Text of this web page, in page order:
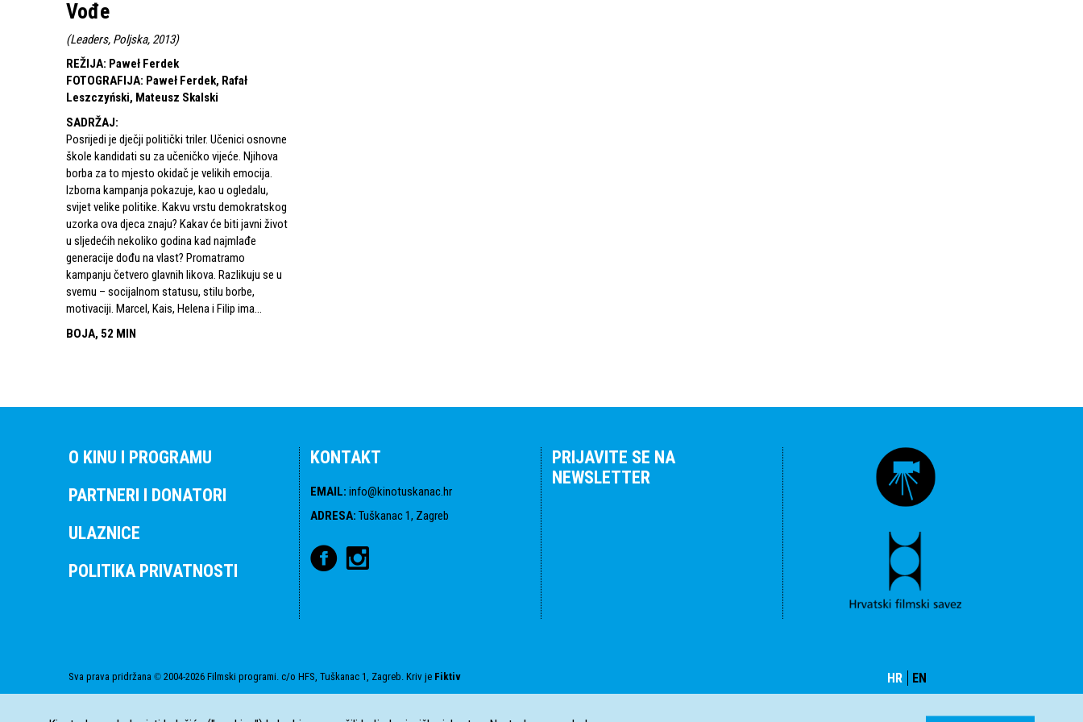
Vođe
(Leaders, Poljska, 2013)
REŽIJA: Paweł Ferdek
FOTOGRAFIJA: Paweł Ferdek, Rafał
Leszczyński, Mateusz Skalski
SADRŽAJ:
Posrijedi je dječji politički triler. Učenici osnovne
škole kandidati su za učeničko vijeće. Njihova
borba za to mjesto okidač je velikih emocija.
Izborna kampanja pokazuje, kao u ogledalu,
svijet velike politike. Kakvu vrstu demokratskog
uzorka ova djeca znaju? Kakav će biti javni život
u sljedećih nekoliko godina kad najmlađe
generacije dođu na vlast? Promatramo
kampanju četvero glavnih likova. Razlikuju se u
svemu – socijalnom statusu, stilu borbe,
motivaciji. Marcel, Kais, Helena i Filip ima...
BOJA, 52 MIN
O KINU I PROGRAMU
PARTNERI I DONATORI
ULAZNICE
POLITIKA PRIVATNOSTI
KONTAKT
EMAIL: info@kinotuskanac.hr
ADRESA: Tuškanac 1, Zagreb
PRIJAVITE SE NA
NEWSLETTER
HR EN
Sva prava pridržana © 2004-2026 Filmski programi. c/o HFS, Tuškanac 1, Zagreb. Kriv je Fiktiv